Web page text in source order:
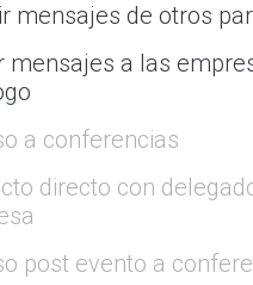
mensajes de otros
mensajes a las
a conferencias
directo con
post evento a